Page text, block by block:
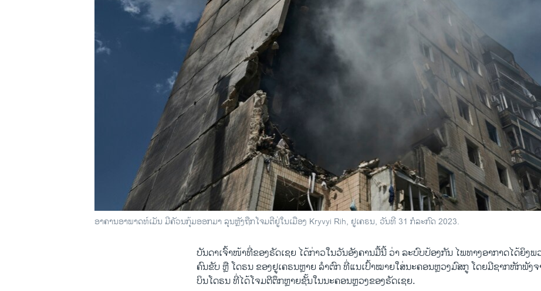
ອາຄານອາພາດທ໌ເມັນ ມີຄັວນກຸ້ມອອກມາ ລຸນຫຼັງຖືກໂຈມຕີຢູ່ໃນເມືອງ Kryvyi Rih, ຢູເຄຣນ, ວັນທີ 31 ກໍລະກົດ 2023.
ບັນດາເຈົ້າໜ້າທີ່ຂອງຣັດເຊຍ ໄດ້ກ່າວໃນວັນອັງຄານມື້ນີ້ ວ່າ ລະບົບປ້ອງກັນ ໄພທາງອາກາດໄດ້ຍິງ
ຄົນຂັບ ຫຼື ໂດຣນ ຂອງຢູເຄຣນຫຼາຍ ລຳຕົກ ທີ່ແນເປົ້າໝາຍໃສ່ນະຄອນຫຼວງມົສກູ ໂດຍມີຊາກຫັກພັງຈ
ບິນໂດຣນ ທີ່​ໄດ້ໂຈມຕີຕຶກຫຼາຍຊັ້ນໃນນະຄອນຫຼວງຂອງຣັດເຊຍ.